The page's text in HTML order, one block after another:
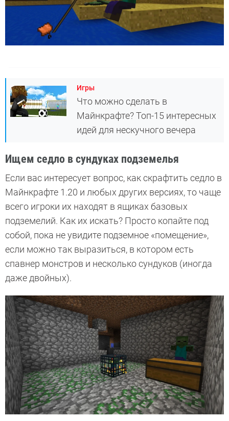
Игры
Что можно сделать в
Майнкрафте? Топ-15 интересных
идей для нескучного вечера
Ищем седло в сундуках подземелья
Если вас интересует вопрос, как скрафтить седло в
Майнкрафте 1.20 и любых других версиях, то чаще
всего игроки их находят в ящиках базовых
подземелий. Как их искать? Просто копайте под
собой, пока не увидите подземное «помещение»,
если можно так выразиться, в котором есть
спавнер монстров и несколько сундуков (иногда
даже двойных).